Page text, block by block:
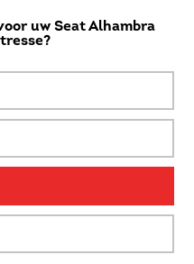
uw Seat Alhambra